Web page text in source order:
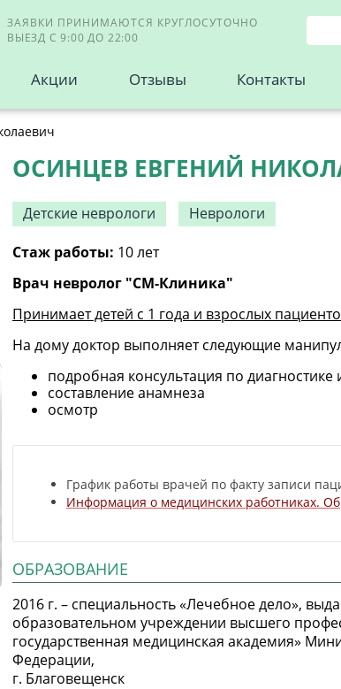
ЗАЯВКИ ПРИНИМАЮТСЯ КРУГЛОСУТОЧНО
ВЫЕЗД С 9:00 ДО 22:00
Акции Отзывы Контакты
ОСИНЦЕВ ЕВГЕНИЙ
Детские неврологи
Неврологи
Стаж работы: 10 лет
Врач невролог "СМ-Клиника"
Принимает детей с 1 года и взрослых
На дому доктор выполняет следующие
подробная консультация по
составление анамнеза
осмотр
График работы врачей по факту записи
Информация о медицинских работниках.
ОБРАЗОВАНИЕ
2016 г. – специальность «Лечебное дело»,
образовательном учреждении высшего
государственная медицинская академия»
Федерации,
г. Благовещенск